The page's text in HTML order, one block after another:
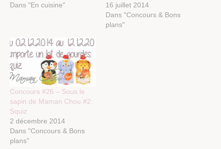
Dans "En cuisine"
temps dans ce billet.
Souviens-toi ce test où je
te disais que ces gourdes
16 juillet 2014
Dans "Concours & Bons
plans"
Concours #26 – Sous le
sapin de Maman Chou #2:
Squiz
2 décembre 2014
Dans "Concours & Bons
plans"